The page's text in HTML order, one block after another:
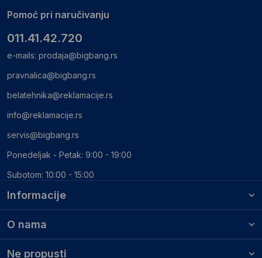
Informacije
O nama
Ne propusti
Pomoć pri naručivanju
011.41.42.720
e-mails: prodaja@bigbang.rs
pravnalica@bigbang.rs
belatehnika@reklamacije.rs
info@reklamacije.rs
servis@bigbang.rs
Ponedeljak - Petak: 9:00 - 19:00
Subotom: 10:00 - 15:00